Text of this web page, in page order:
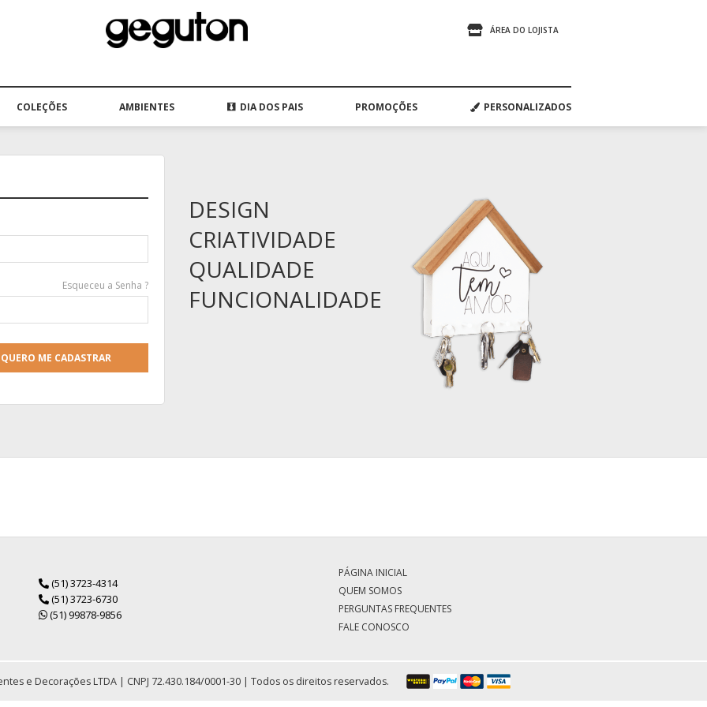
ÁREA DO LOJISTA
COLEÇÕES AMBIENTES DIA DOS PAIS PROMOÇÕES PERSONALIZADOS
Esqueceu a Senha ?
QUERO ME CADASTRAR
DESIGN
CRIATIVIDADE
QUALIDADE
FUNCIONALIDADE
(51) 3723-4314
(51) 3723-6730
(51) 99878-9856
PÁGINA INICIAL
QUEM SOMOS
PERGUNTAS FREQUENTES
FALE CONOSCO
e Decorações LTDA | CNPJ 72.430.184/0001-30 | Todos os direitos reservados.